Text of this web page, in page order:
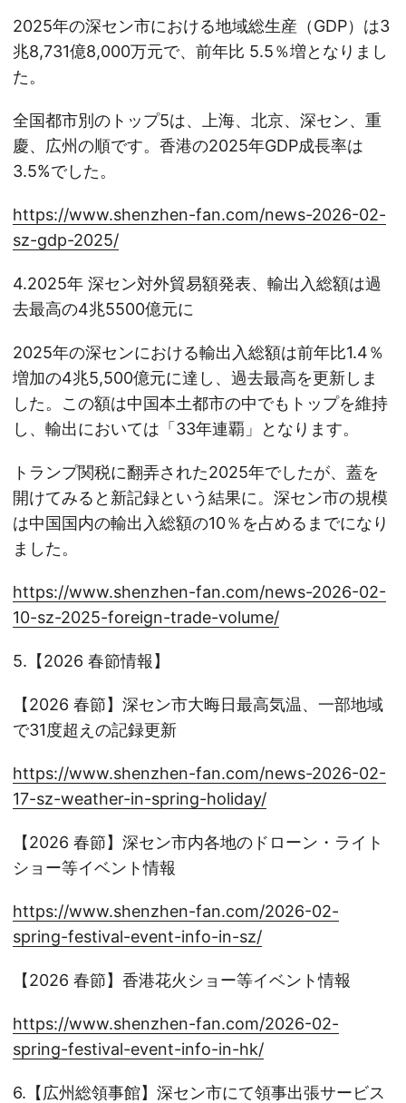
2025年の深セン市における地域総生産（GDP）は3
兆8,731億8,000万元で、前年比 5.5％増となりまし
た。
全国都市別のトップ5は、上海、北京、深セン、重
慶、広州の順です。香港の2025年GDP成長率は
3.5%でした。
https://www.shenzhen-fan.com/news-2026-02-
sz-gdp-2025/
4.2025年 深セン対外貿易額発表、輸出入総額は過
去最高の4兆5500億元に
2025年の深センにおける輸出入総額は前年比1.4％
増加の4兆5,500億元に達し、過去最高を更新しま
した。この額は中国本土都市の中でもトップを維持
し、輸出においては「33年連覇」となります。
トランプ関税に翻弄された2025年でしたが、蓋を
開けてみると新記録という結果に。深セン市の規模
は中国国内の輸出入総額の10％を占めるまでになり
ました。
https://www.shenzhen-fan.com/news-2026-02-
10-sz-2025-foreign-trade-volume/
5.【2026 春節情報】
【2026 春節】深セン市大晦日最高気温、一部地域
で31度超えの記録更新
https://www.shenzhen-fan.com/news-2026-02-
17-sz-weather-in-spring-holiday/
【2026 春節】深セン市内各地のドローン・ライト
ショー等イベント情報
https://www.shenzhen-fan.com/2026-02-
spring-festival-event-info-in-sz/
【2026 春節】香港花火ショー等イベント情報
https://www.shenzhen-fan.com/2026-02-
spring-festival-event-info-in-hk/
6.【広州総領事館】深セン市にて領事出張サービス